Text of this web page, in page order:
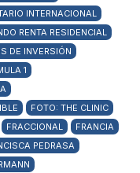
INTERNACIONAL
RENTA RESIDENCIAL
DE INVERSIÓN
1
FOTO: THE CLINIC
FRACCIONAL
FRANCIA
PEDRASA